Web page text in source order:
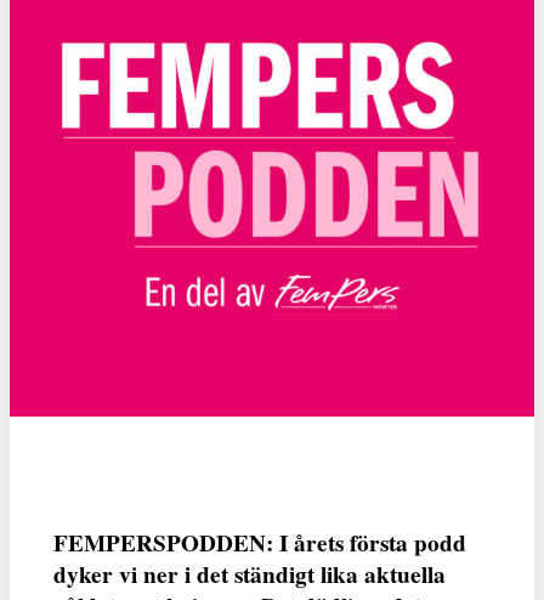
FEMPERSPODDEN: I årets första podd
dyker vi ner i det ständigt lika aktuella